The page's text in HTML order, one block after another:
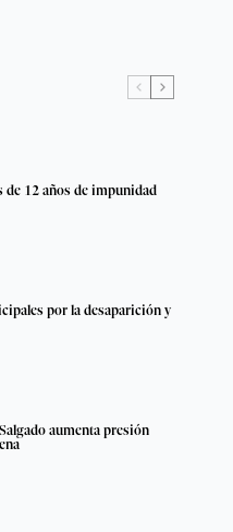
de 12 años de impunidad
por la desaparición y
aumenta presión